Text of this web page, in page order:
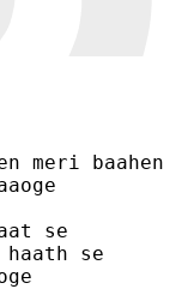
meri baahen
se
haath se